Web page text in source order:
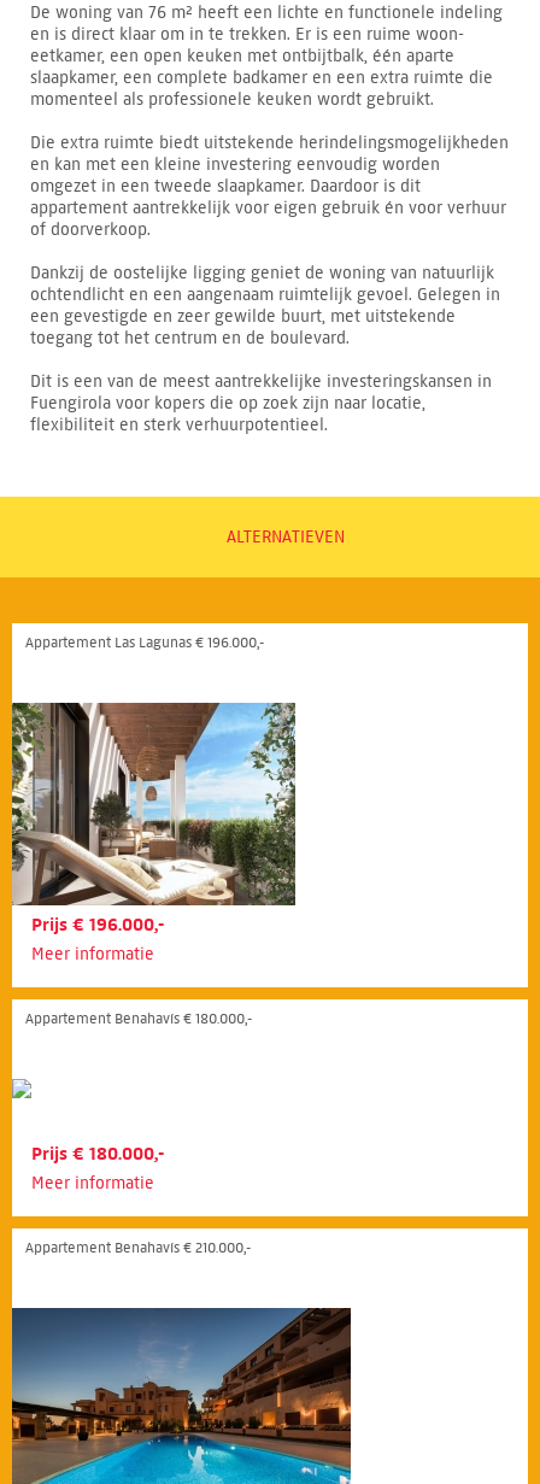
De woning van 76 m² heeft een lichte en functionele indeling
en is direct klaar om in te trekken. Er is een ruime woon-
eetkamer, een open keuken met ontbijtbalk, één aparte
slaapkamer, een complete badkamer en een extra ruimte die
momenteel als professionele keuken wordt gebruikt.
Die extra ruimte biedt uitstekende herindelingsmogelijkheden
en kan met een kleine investering eenvoudig worden
omgezet in een tweede slaapkamer. Daardoor is dit
appartement aantrekkelijk voor eigen gebruik én voor verhuur
of doorverkoop.
Dankzij de oostelijke ligging geniet de woning van natuurlijk
ochtendlicht en een aangenaam ruimtelijk gevoel. Gelegen in
een gevestigde en zeer gewilde buurt, met uitstekende
toegang tot het centrum en de boulevard.
Dit is een van de meest aantrekkelijke investeringskansen in
Fuengirola voor kopers die op zoek zijn naar locatie,
flexibiliteit en sterk verhuurpotentieel.
ALTERNATIEVEN
Appartement Las Lagunas € 196.000,-
Prijs € 196.000,-
Meer informatie
Appartement Benahavís € 180.000,-
Prijs € 180.000,-
Meer informatie
Appartement Benahavís € 210.000,-